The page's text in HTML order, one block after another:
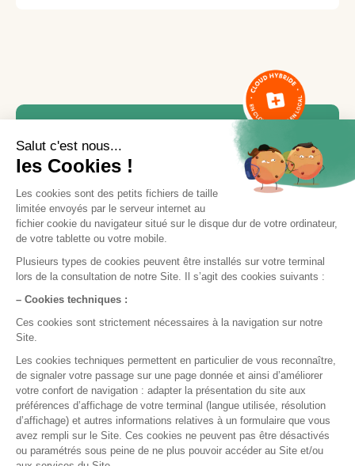
Besoin d'aide ou d'une
formation ?
Notre équipe est là pour vous accompagner.
Contactez le service support via le bouton «
Nous contacter
», en indiquant votre demande
et vos disponibilités, ou appelez-nous
directement par téléphone.
La gestion médicale,